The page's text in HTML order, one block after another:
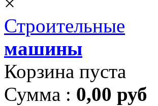
Строительные
машины
Корзина пуста
Сумма : 0,00 руб